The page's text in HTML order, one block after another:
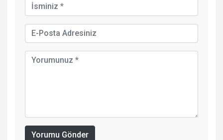
Yorumu Gönder